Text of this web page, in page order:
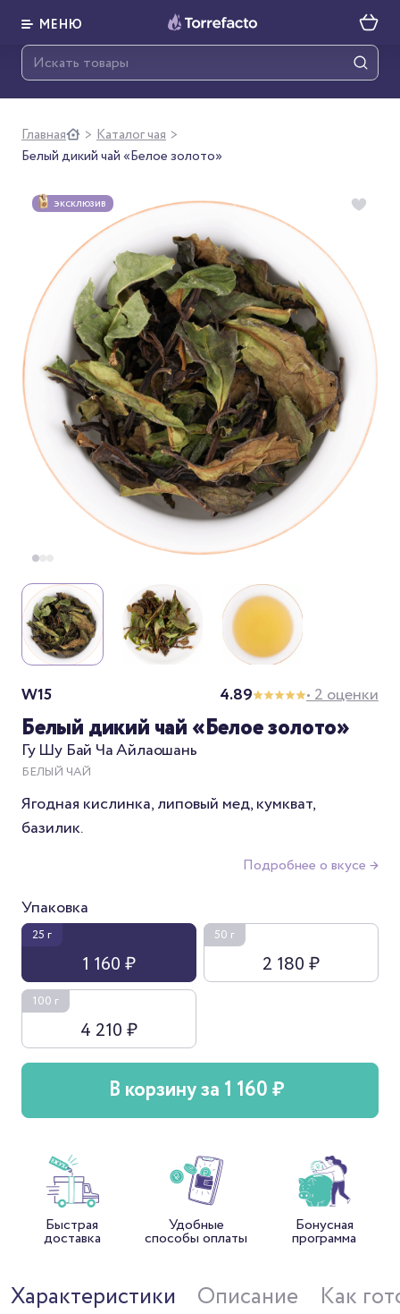
МЕНЮ
Главная > Каталог чая >
Белый дикий чай «Белое золото»
ЭКСКЛЮЗИВ
Белый дикий чай «Белое золото»
Гу Шу Бай Ча Айлаошань
БЕЛЫЙ ЧАЙ
W15 4.89 • 2 оценки
Ягодная кислинка, липовый мед, кумкват,
базилик.
Подробнее о вкусе →
Упаковка
25 г
1 160 ₽
50 г
2 180 ₽
100 г
4 210 ₽
В корзину за 1 160 ₽
Быстрая
доставка
Удобные
способы оплаты
Бонусная
программа
Характеристики Описание Как